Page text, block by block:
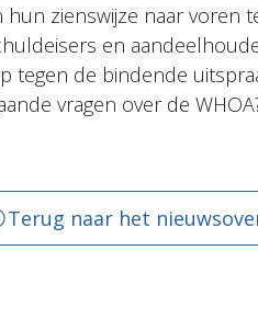
hun zienswijze naar voren
en
tegen de bindende
vragen over de
Terug naar het